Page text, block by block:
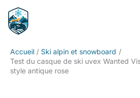
contenu
Accueil
Ski alpin et snowboard
Test du casque de ski uvex Wanted
style antique rose
Rechercher